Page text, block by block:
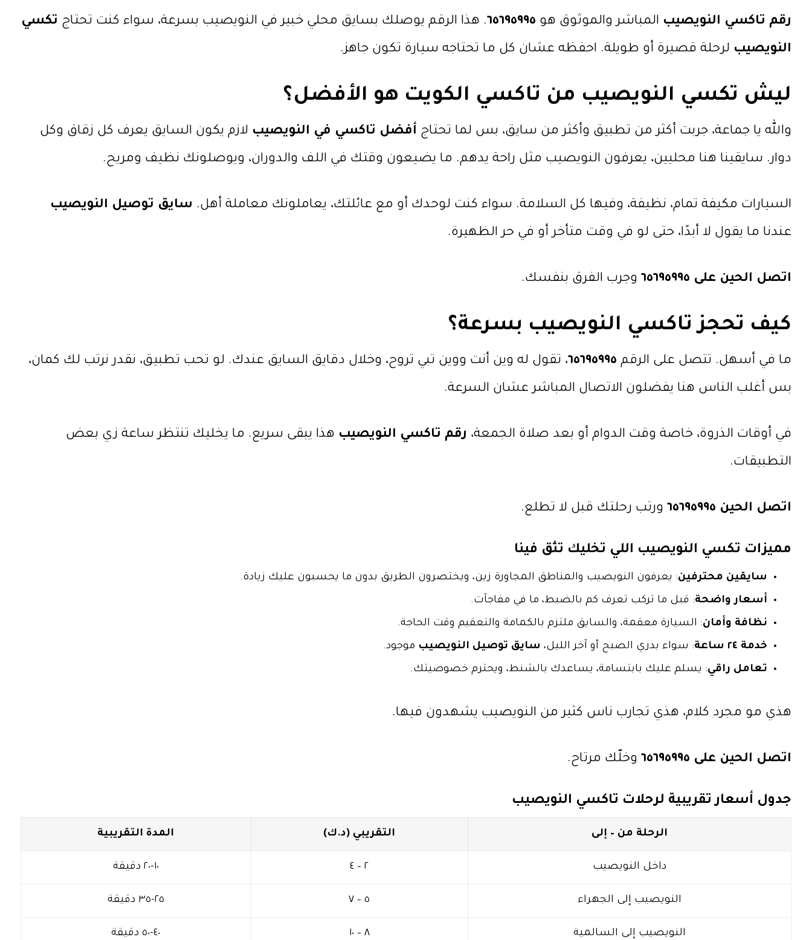
رقم تاكسي النويصيب المباشر والموثوق هو ٦٥٦٩٥٩٩٥. هذا الرقم يوصلك بسايق محلي خبير في النويصيب بسرعة، سواء كنت تحتاج تكسي
النويصيب لرحلة قصيرة أو طويلة. احفظه عشان كل ما تحتاجه سيارة تكون جاهز.
ليش تكسي النويصيب من تاكسي الكويت هو الأفضل؟
والله يا جماعة، جربت أكثر من تطبيق وأكثر من سايق، بس لما تحتاج أفضل تاكسي في النويصيب لازم يكون السايق يعرف كل زقاق وكل
دوار. سايقينا هنا محليين، يعرفون النويصيب مثل راحة يدهم. ما يضيعون وقتك في اللف والدوران، ويوصلونك نظيف ومريح.
السيارات مكيفة تمام، نظيفة، وفيها كل السلامة. سواء كنت لوحدك أو مع عائلتك، يعاملونك معاملة أهل. سايق توصيل النويصيب
عندنا ما يقول لا أبدًا، حتى لو في وقت متأخر أو في حر الظهيرة.
اتصل الحين على ٦٥٦٩٥٩٩٥ وجرب الفرق بنفسك.
كيف تحجز تاكسي النويصيب بسرعة؟
ما في أسهل. تتصل على الرقم ٦٥٦٩٥٩٩٥، تقول له وين أنت ووين تبي تروح، وخلال دقايق السايق عندك. لو تحب تطبيق، نقدر نرتب لك كمان،
بس أغلب الناس هنا يفضلون الاتصال المباشر عشان السرعة.
في أوقات الذروة، خاصة وقت الدوام أو بعد صلاة الجمعة، رقم تاكسي النويصيب هذا يبقى سريع. ما يخليك تنتظر ساعة زي بعض
التطبيقات.
اتصل الحين ٦٥٦٩٥٩٩٥ ورتب رحلتك قبل لا تطلع.
مميزات تكسي النويصيب اللي تخليك تثق فينا
سايقين محترفين: يعرفون النويصيب والمناطق المجاورة زين، ويختصرون الطريق بدون ما يحسبون عليك زيادة.
أسعار واضحة: قبل ما تركب تعرف كم بالضبط، ما في مفاجآت.
نظافة وأمان: السيارة معقمة، والسايق ملتزم بالكمامة والتعقيم وقت الحاجة.
خدمة ٢٤ ساعة
: سواء بدري الصبح أو آخر الليل، سايق توصيل النويصيب موجود.
تعامل راقي: يسلم عليك بابتسامة، يساعدك بالشنط، ويحترم خصوصيتك.
هذي مو مجرد كلام، هذي تجارب ناس كثير من النويصيب يشهدون فيها.
اتصل الحين على ٦٥٦٩٥٩٩٥ وخلّك مرتاح.
جدول أسعار تقريبية لرحلات تاكسي النويصيب
الرحلة من – إلى التقريبي (د.ك) المدة التقريبية
داخل النويصيب ٢ – ٤ ١٠-٢٠ دقيقة
النويصيب إلى الجهراء ٥ – ٧ ٢٥-٣٥ دقيقة
النويصيب إلى السالمية ٨ – ١٠ ٤٠-٥٠ دقيقة